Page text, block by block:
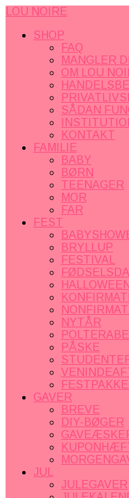
LOU NOIRE
SHOP
FAQ
MANGLER
OM LOU
SÅDAN
KONTAKT
FAMILIE
BABY
BØRN
TEENAGER
MOR
FAR
FEST
BRYLLUP
FESTIVAL
HALLOWEEN
NYTÅR
PÅSKE
GAVER
BREVE
DIY-BØGER
JUL
JULEGAVER